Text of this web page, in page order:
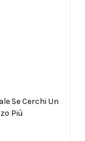
Se Cerchi Un
Più